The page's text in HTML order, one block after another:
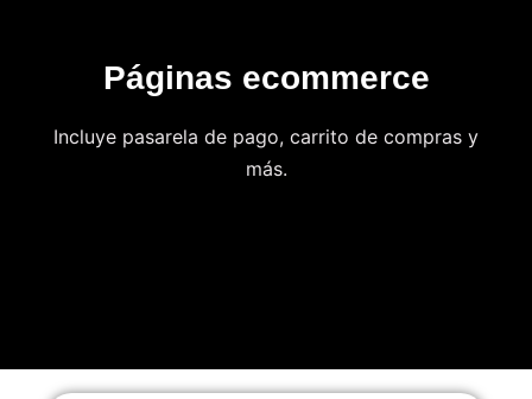
Páginas ecommerce
Incluye pasarela de pago, carrito de compras y
más.